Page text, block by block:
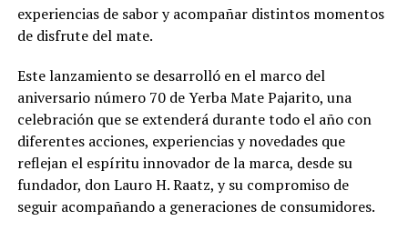
experiencias de sabor y acompañar distintos momentos
de disfrute del mate.
Este lanzamiento se desarrolló en el marco del
aniversario número 70 de Yerba Mate Pajarito, una
celebración que se extenderá durante todo el año con
diferentes acciones, experiencias y novedades que
reflejan el espíritu innovador de la marca, desde su
fundador, don Lauro H. Raatz, y su compromiso de
seguir acompañando a generaciones de consumidores.